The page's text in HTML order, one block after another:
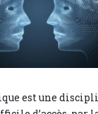
est une